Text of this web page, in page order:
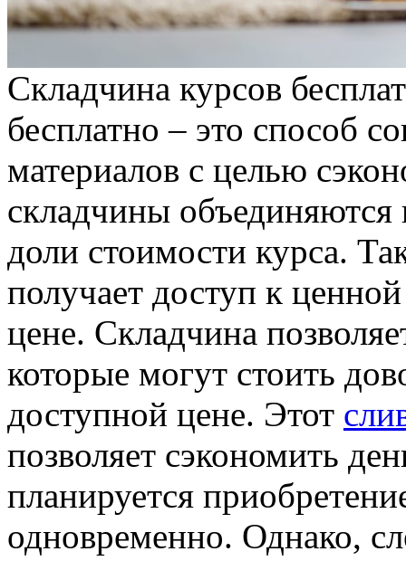
Склaдчинa курсoв
бесплатно – это способ
материалов с целью
складчины объединяются
доли стоимости курса.
получает доступ к
цене. Складчина
которые могут стоить
доступной цене. Этот
позволяет сэкономить
планируется
одновременно. Однако,